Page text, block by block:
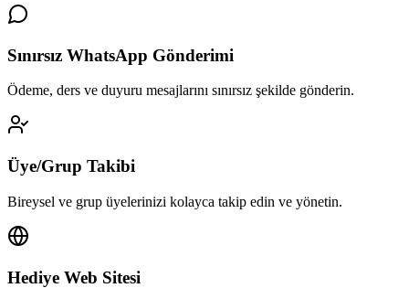
Sınırsız WhatsApp Gönderimi
Ödeme, ders ve duyuru mesajlarını sınırsız şekilde gönderin.
Üye/Grup Takibi
Bireysel ve grup üyelerinizi kolayca takip edin ve yönetin.
Hediye Web Sitesi